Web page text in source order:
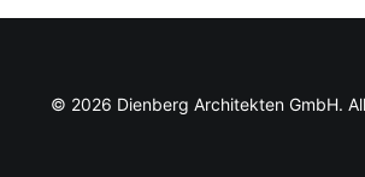
© 2026 Dienberg Architekten GmbH.